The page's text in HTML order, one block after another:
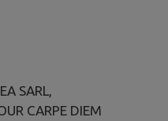
SARL,
CARPE DIEM